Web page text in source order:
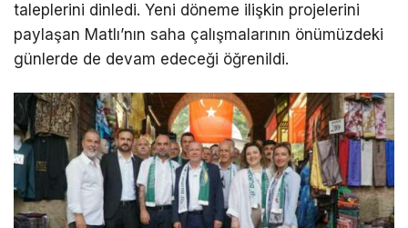
taleplerini dinledi. Yeni döneme ilişkin projelerini
paylaşan Matlı’nın saha çalışmalarının önümüzdeki
günlerde de devam edeceği öğrenildi.